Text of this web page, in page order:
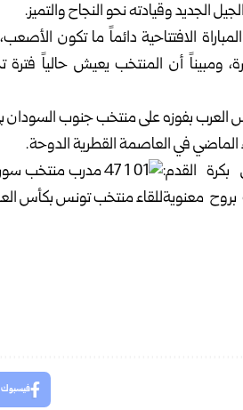
الجديد وقيادته نحو النجاح والتميز.
الافتتاحية دائماً ما تكون الأصعب،
ومبيناً أن المنتخب يعيش حالياً فترة
العرب بفوزه على منتخب جنوب السودان
الماضي في العاصمة القطرية الدوحة.
فيسبوك